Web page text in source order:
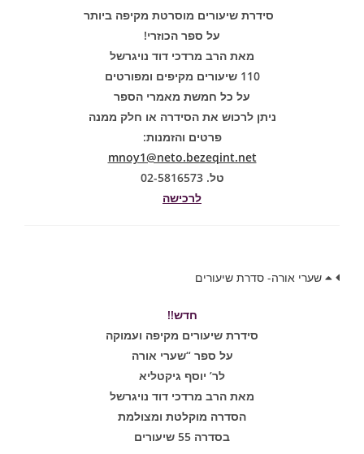
סידרת שיעורים מוסרטת מקיפה ביותר
על ספר הכוזרי!
מאת הרב מרדכי דוד נויגרשל
110 שיעורים מקיפים ומפורטים
על כל חמשת מאמרי הספר
ניתן לרכוש את הסידרה או חלק ממנה
פרטים והזמנות:
mnoy1@neto.bezeqint.net
טל. 02-5816573
לרכישה
שערי אורה- סדרת שיעורים
חדש!!
סידרת שיעורים מקיפה ועמוקה
על ספר “שערי אורה
לר’ יוסף גיקטליא
מאת הרב מרדכי דוד נויגרשל
הסדרה מוקלטת ומצולמת
בסדרה 55 שיעורים